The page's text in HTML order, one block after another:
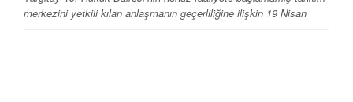
merkezini yetkili kılan anlaşmanın geçerliliğine ilişkin 19 Nisan